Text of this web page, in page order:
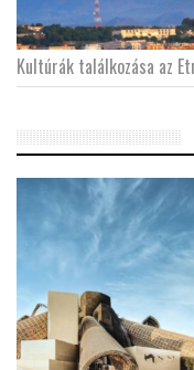
Kultúrák találkozása az